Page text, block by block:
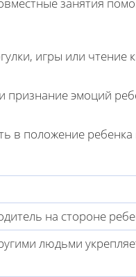
игры или чтение
эмоций
в положение ребенка
на стороне
людьми